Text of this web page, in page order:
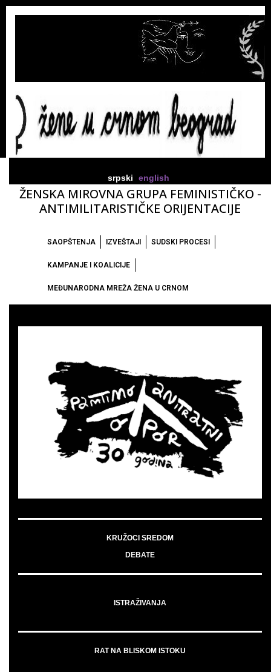
srpski english
ŽENSKA MIROVNA GRUPA FEMINISTIČKO -
ANTIMILITARISTIČKE ORIJENTACIJE
SAOPŠTENJA IZVEŠTAJI SUDSKI PROCESI
KAMPANJE I KOALICIJE
MEĐUNARODNA MREŽA ŽENA U CRNOM
KRUŽOCI SREDOM
DEBATE
ISTRAŽIVANJA
RAT NA BLISKOM ISTOKU